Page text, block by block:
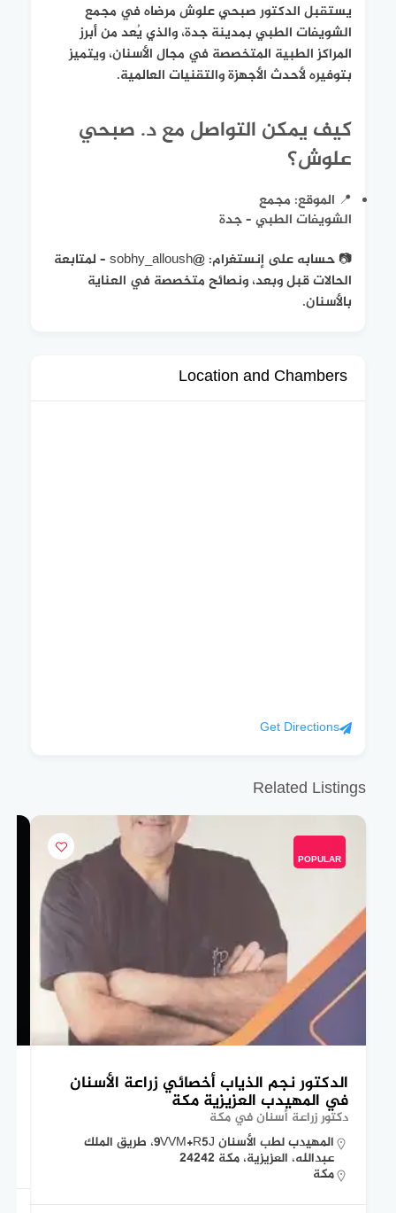
يستقبل الدكتور صبحي علوش مرضاه في مجمع
الشويفات الطبي بمدينة جدة، والذي يُعد من أبرز
المراكز الطبية المتخصصة في مجال الأسنان، ويتميز
بتوفيره لأحدث الأجهزة والتقنيات العالمية.
كيف يمكن التواصل مع د. صبحي
علوش؟
📍 الموقع: مجمع
الشويفات الطبي – جدة
📷 حسابه على إنستغرام: @sobhy_alloush – لمتابعة
الحالات قبل وبعد، ونصائح متخصصة في العناية
بالأسنان.
Location and Chambers
Get Directions
Related Listings
POPULAR
الدكتور نجم الذياب أخصائي زراعة الأسنان
في المهيدب العزيزية مكة
دكتور زراعة أسنان في مكة
المهيدب لطب الأسنان 9VVM+R5J، طريق الملك
عبدالله، العزيزية، مكة 24242
مكة